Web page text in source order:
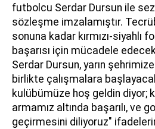
futbolcu Serdar Dursun ile
sözleşme imzalamıştır.
sonuna kadar kırmızı-siyahlı
başarısı için mücadele
Serdar Dursun, yarın
birlikte çalışmalara
kulübümüze hoş geldin diyor;
armamız altında başarılı, ve
geçirmesini diliyoruz"